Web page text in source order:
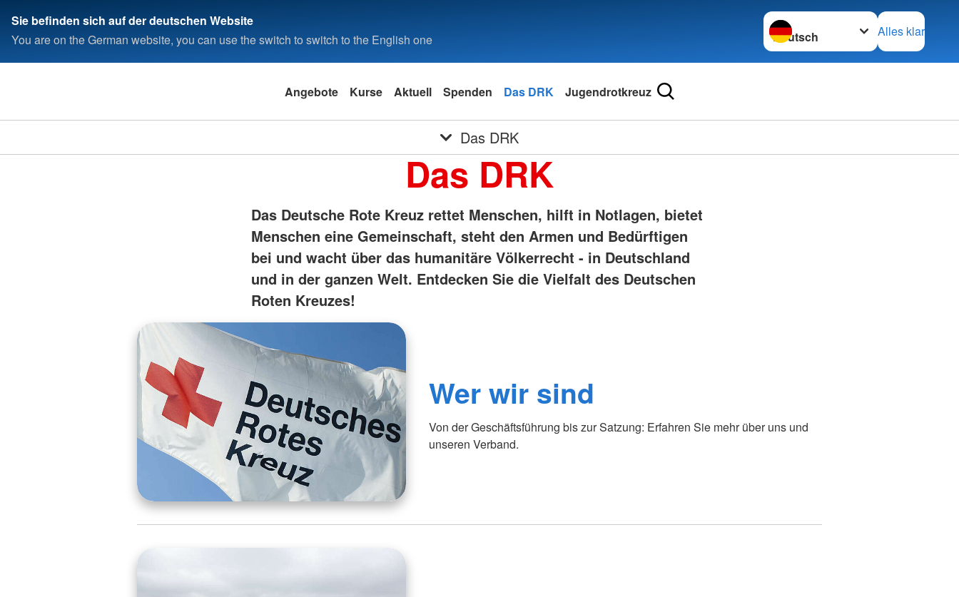
Sie befinden sich auf der deutschen Website
You are on the German website, you can use the switch to switch to the English one
Sprache wechseln zu
Alles klar
Angebote Kurse Aktuell Spenden Das DRK Jugendrotkreuz
Das DRK
Das DRK
Das Deutsche Rote Kreuz rettet Menschen, hilft in Notlagen, bietet
Menschen eine Gemeinschaft, steht den Armen und Bedürftigen
bei und wacht über das humanitäre Völkerrecht - in Deutschland
und in der ganzen Welt. Entdecken Sie die Vielfalt des Deutschen
Roten Kreuzes!
Wer wir sind
Von der Geschäftsführung bis zur Satzung: Erfahren Sie mehr über uns und
unseren Verband.